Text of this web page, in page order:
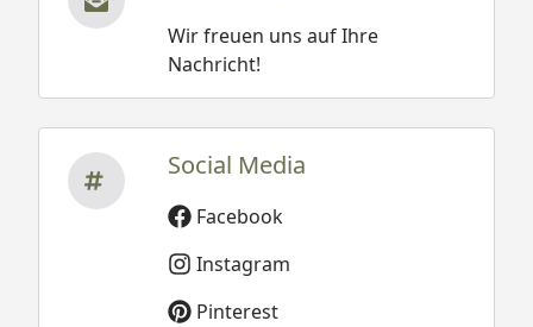
Wir freuen uns auf Ihre
Nachricht!
Social Media
Facebook
Instagram
Pinterest